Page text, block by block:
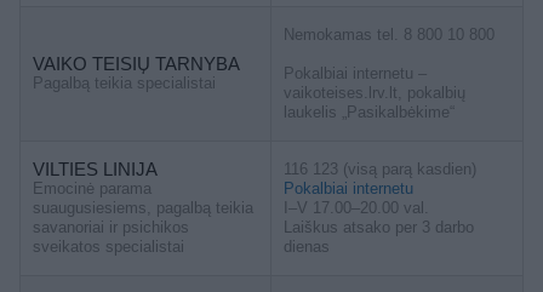
VAIKO TEISIŲ TARNYBA
Pagalbą teikia specialistai
Nemokamas tel. 8 800 10 800
Pokalbiai internetu –
vaikoteises.lrv.lt, pokalbių
laukelis „Pasikalbėkime“
VILTIES LINIJA
Emocinė parama
suaugusiesiems, pagalbą teikia
savanoriai ir psichikos
sveikatos specialistai
116 123 (visą parą kasdien)
Pokalbiai internetu
I–V 17.00–20.00 val.
Laiškus atsako per 3 darbo
dienas